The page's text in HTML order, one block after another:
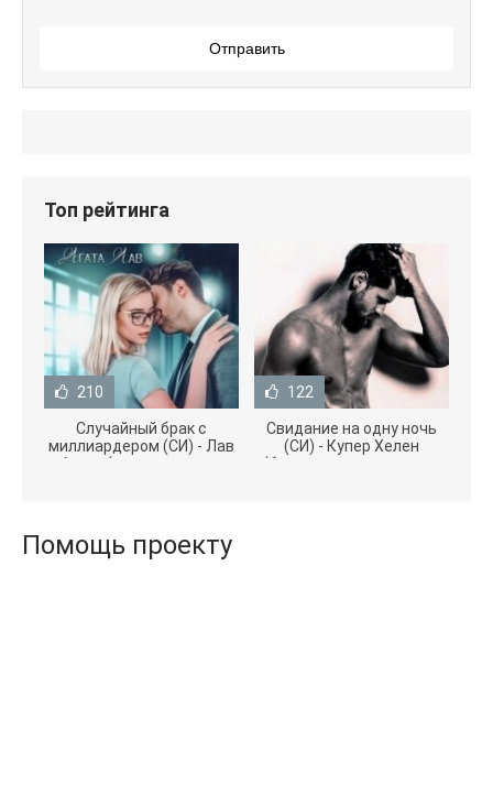
Отправить
Топ рейтинга
210
Случайный брак с
миллиардером (СИ) - Лав
Агата (полная версия
122
Свидание на одну ночь
(СИ) - Купер Хелен
(бесплатные серии книг
Помощь проекту